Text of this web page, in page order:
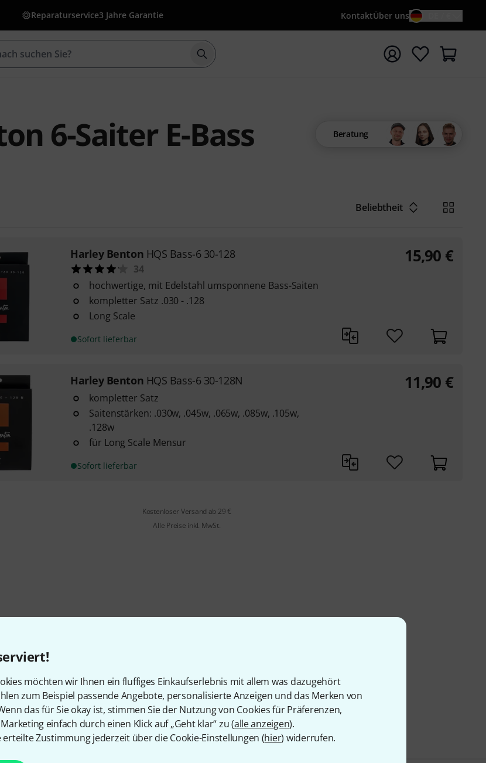
möchten wir Ihnen ein fluffiges Einkaufserlebnis mit allem was dazugehört
zum Beispiel passende Angebote, personalisierte Anzeigen und das Merken von
das für Sie okay ist, stimmen Sie der Nutzung von Cookies für Präferenzen,
einfach durch einen Klick auf „Geht klar“ zu (alle anzeigen).
erteilte Zustimmung jederzeit über die Cookie-Einstellungen (hier) widerrufen.
Reparaturservice3 Jahre Garantie KontaktÜber uns
Suche mit Suchwort {searchTerm} starten
6-Saiter E-Bass
Beratung
Beliebtheit
Harley Benton HQS Bass-6 30-128
34
hochwertige, mit Edelstahl umsponnene Bass-Saiten
kompletter Satz .030 - .128
Long Scale
Sofort lieferbar
15,90 €
Harley Benton HQS Bass-6 30-128N
kompletter Satz
Saitenstärken: .030w, .045w, .065w, .085w, .105w,
.128w
für Long Scale Mensur
Sofort lieferbar
11,90 €
Kostenloser Versand ab 29 €
Alle Preise inkl. MwSt.